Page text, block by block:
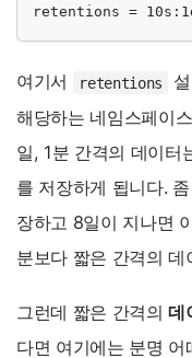
retentions =
여기서 retentions
해당하는 네임스페이
일, 1분 간격의 데이터
를 저장하게 됩니다.
장하고 8일이 지나면
분보다 짧은 간격의
그런데 짧은 간격의데
다면 여기에는 분명